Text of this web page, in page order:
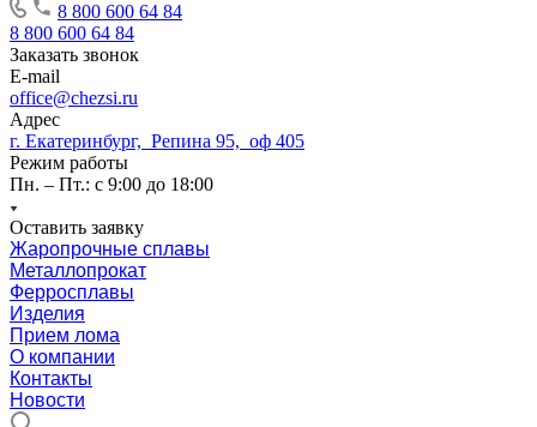
8 800 600 64 84
8 800 600 64 84
Заказать звонок
E-mail
office@chezsi.ru
Адрес
г. Екатеринбург, Репина 95, оф 405
Режим работы
Пн. – Пт.: с 9:00 до 18:00
Оставить заявку
Жаропрочные сплавы
Металлопрокат
Ферросплавы
Изделия
Прием лома
О компании
Контакты
Новости